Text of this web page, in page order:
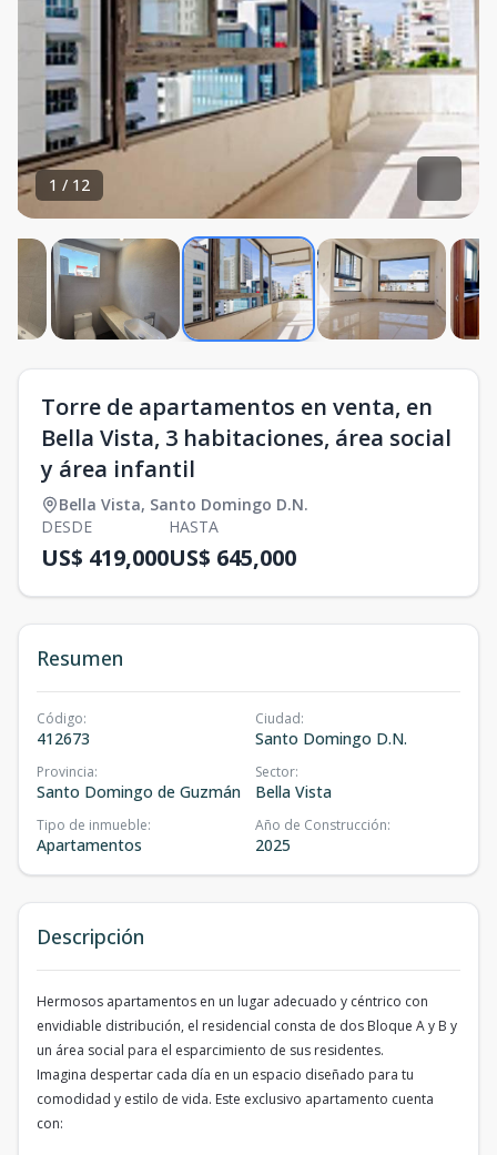
1 / 12
Torre de apartamentos en venta, en
Bella Vista, 3 habitaciones, área social
y área infantil
Bella Vista, Santo Domingo D.N.
DESDE
US$ 419,000
HASTA
US$ 645,000
Resumen
Código:
412673
Ciudad:
Santo Domingo D.N.
Provincia:
Santo Domingo de Guzmán
Sector:
Bella Vista
Tipo de inmueble:
Apartamentos
Año de Construcción:
2025
Descripción
Hermosos apartamentos en un lugar adecuado y céntrico con
envidiable distribución, el residencial consta de dos Bloque A y B y
un área social para el esparcimiento de sus residentes.
Imagina despertar cada día en un espacio diseñado para tu
comodidad y estilo de vida. Este exclusivo apartamento cuenta
con: